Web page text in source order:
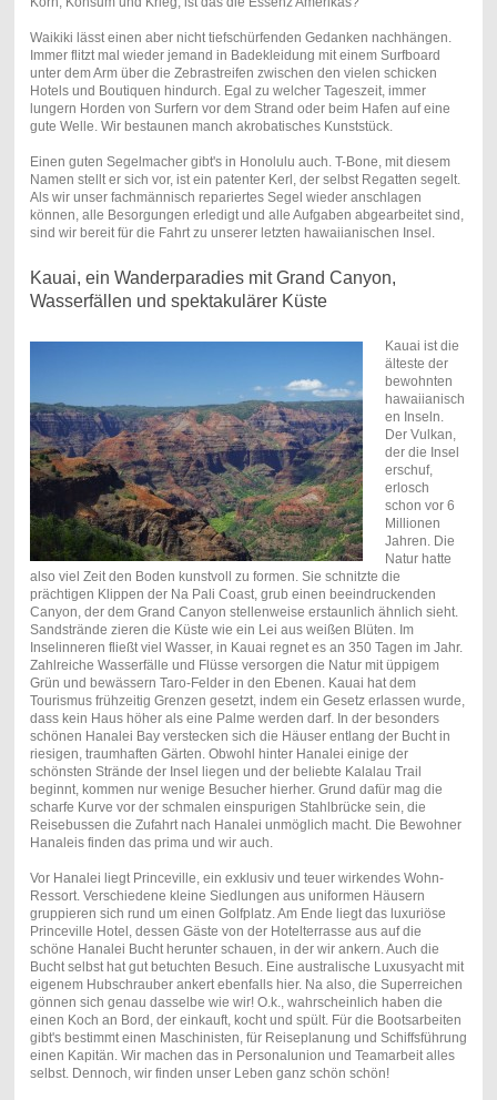
Waikiki lässt einen aber nicht tiefschürfenden Gedanken nachhängen.
Immer flitzt mal wieder jemand in Badekleidung mit einem Surfboard
unter dem Arm über die Zebrastreifen zwischen den vielen schicken
Hotels und Boutiquen hindurch. Egal zu welcher Tageszeit, immer
lungern Horden von Surfern vor dem Strand oder beim Hafen auf eine
gute Welle. Wir bestaunen manch akrobatisches Kunststück.
Einen guten Segelmacher gibt's in Honolulu auch. T-Bone, mit diesem
Namen stellt er sich vor, ist ein patenter Kerl, der selbst Regatten segelt.
Als wir unser fachmännisch repariertes Segel wieder anschlagen
können, alle Besorgungen erledigt und alle Aufgaben abgearbeitet sind,
sind wir bereit für die Fahrt zu unserer letzten hawaiianischen Insel.
Kauai, ein Wanderparadies mit Grand Canyon,
Wasserfällen und spektakulärer Küste
Kauai ist die
älteste der
bewohnten
hawaiianisch
en Inseln.
Der Vulkan,
der die Insel
erschuf,
erlosch
schon vor 6
Millionen
Jahren. Die
Natur hatte
also viel Zeit den Boden kunstvoll zu formen. Sie schnitzte die
prächtigen Klippen der Na Pali Coast, grub einen beeindruckenden
Canyon, der dem Grand Canyon stellenweise erstaunlich ähnlich sieht.
Sandstrände zieren die Küste wie ein Lei aus weißen Blüten. Im
Inselinneren fließt viel Wasser, in Kauai regnet es an 350 Tagen im Jahr.
Zahlreiche Wasserfälle und Flüsse versorgen die Natur mit üppigem
Grün und bewässern Taro-Felder in den Ebenen. Kauai hat dem
Tourismus frühzeitig Grenzen gesetzt, indem ein Gesetz erlassen wurde,
dass kein Haus höher als eine Palme werden darf. In der besonders
schönen Hanalei Bay verstecken sich die Häuser entlang der Bucht in
riesigen, traumhaften Gärten. Obwohl hinter Hanalei einige der
schönsten Strände der Insel liegen und der beliebte Kalalau Trail
beginnt, kommen nur wenige Besucher hierher. Grund dafür mag die
scharfe Kurve vor der schmalen einspurigen Stahlbrücke sein, die
Reisebussen die Zufahrt nach Hanalei unmöglich macht. Die Bewohner
Hanaleis finden das prima und wir auch.
Vor Hanalei liegt Princeville, ein exklusiv und teuer wirkendes Wohn-
Ressort. Verschiedene kleine Siedlungen aus uniformen Häusern
gruppieren sich rund um einen Golfplatz. Am Ende liegt das luxuriöse
Princeville Hotel, dessen Gäste von der Hotelterrasse aus auf die
schöne Hanalei Bucht herunter schauen, in der wir ankern. Auch die
Bucht selbst hat gut betuchten Besuch. Eine australische Luxusyacht mit
eigenem Hubschrauber ankert ebenfalls hier. Na also, die Superreichen
gönnen sich genau dasselbe wie wir! O.k., wahrscheinlich haben die
einen Koch an Bord, der einkauft, kocht und spült. Für die Bootsarbeiten
gibt's bestimmt einen Maschinisten, für Reiseplanung und Schiffsführung
einen Kapitän. Wir machen das in Personalunion und Teamarbeit alles
selbst. Dennoch, wir finden unser Leben ganz schön schön!